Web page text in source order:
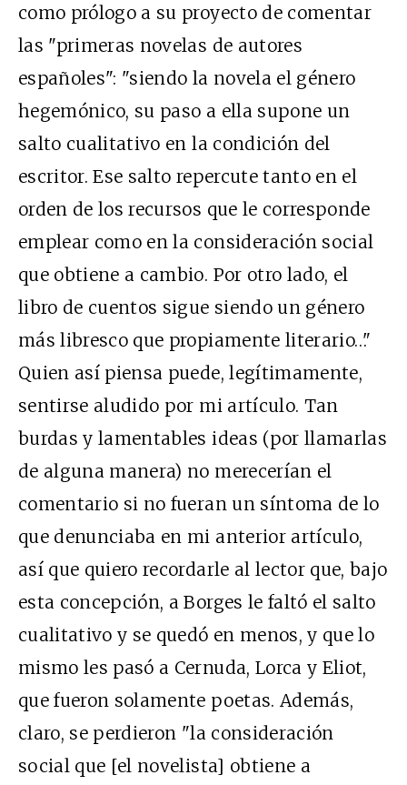
como prólogo a su proyecto de comentar
las "primeras novelas de autores
españoles": "siendo la novela el género
hegemónico, su paso a ella supone un
salto cualitativo en la condición del
escritor. Ese salto repercute tanto en el
orden de los recursos que le corresponde
emplear como en la consideración social
que obtiene a cambio. Por otro lado, el
libro de cuentos sigue siendo un género
más libresco que propiamente literario…"
Quien así piensa puede, legítimamente,
sentirse aludido por mi artículo. Tan
burdas y lamentables ideas (por llamarlas
de alguna manera) no merecerían el
comentario si no fueran un síntoma de lo
que denunciaba en mi anterior artículo,
así que quiero recordarle al lector que, bajo
esta concepción, a Borges le faltó el salto
cualitativo y se quedó en menos, y que lo
mismo les pasó a Cernuda, Lorca y Eliot,
que fueron solamente poetas. Además,
claro, se perdieron "la consideración
social que [el novelista] obtiene a